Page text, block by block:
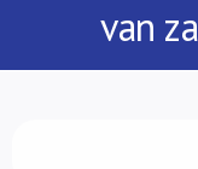
Publicatiesvan